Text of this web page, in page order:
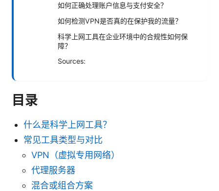
如何正确处理账户信息与支付安全？
如何检测VPN是否真的在保护我的流量？
科学上网工具在企业环境中的合规性如何保
障？
Sources:
目录
什么是科学上网工具？
常见工具类型与对比
VPN（虚拟专用网络）
代理服务器
混合或组合方案